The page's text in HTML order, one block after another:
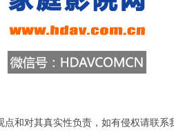
和对其真实性负责，如有侵权请联系